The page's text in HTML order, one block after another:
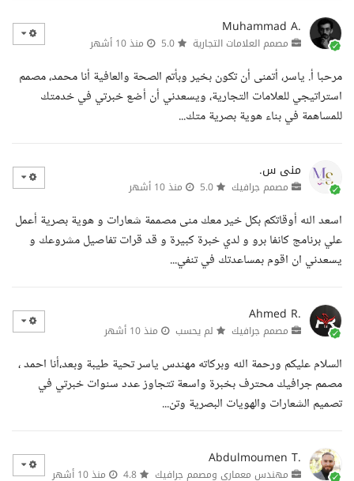
Muhammad A.
مصمم العلامات التجارية منذ 10 أشهر
مرحبا أ. ياسر، أتمنى أن تكون بخير وبأتم الصحة والعافية أنا محمد، مصمم
استراتيجي للعلامات التجارية، ويسعدني أن أضع خبرتي في خدمتك
للمساهمة في بناء هوية بصرية متك...
منى س.
مصمم جرافيك منذ 10 أشهر
اسعد الله أوقاتكم بكل خير معك منى مصممة شعارات و هوية بصرية أعمل
علي برنامج كانفا برو و لدي خبرة كبيرة و قد قرات تفاصيل مشروعك و
يسعدني ان اقوم بمساعدتك في تنفي...
Ahmed R.
مصمم جرافيك لم يحسب منذ 10 أشهر
السلام عليكم ورحمة الله وبركاته مهندس ياسر تحية طيبة وبعد،أنا احمد ،
مصمم جرافيك محترف بخبرة واسعة تتجاوز عدد سنوات خبرتي في
تصميم الشعارات والهويات البصرية وتن...
Abdulmoumen T.
مهندس معماري ومصمم جرافيك منذ 10 أشهر